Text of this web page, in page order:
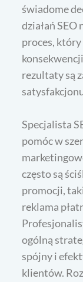
świadome
działań
proces,
rezultaty są
Specjalista
pomóc w
często są
promocji,
reklama
ogólną
spójny i
klientów.